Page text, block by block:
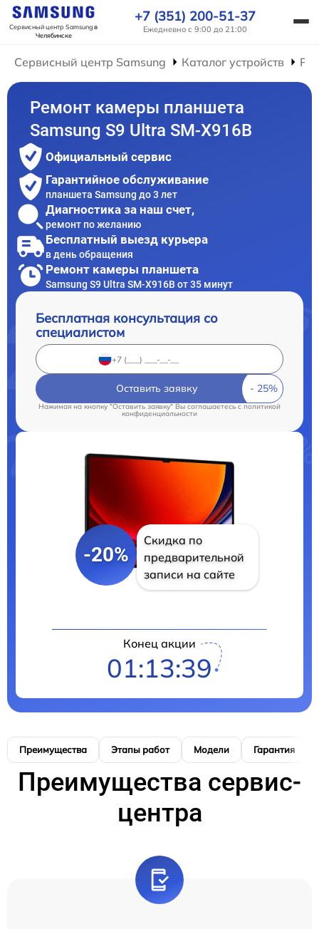
Сервисный центр Samsungв
Челябинске
+7 (351) 200-51-37
Ежедневно с 9:00 до 21:00
Сервисный центр Samsung Каталог устройств
Ремонт камеры планшета
Samsung S9 Ultra SM-X916B
Официальный сервис
Гарантийное обслуживание
планшета Samsung до 3 лет
Диагностика за наш счет,
ремонт по желанию
Бесплатный выезд курьера
в день обращения
Ремонт камеры планшета
Samsung S9 Ultra SM-X916B от 35 минут
Бесплатная консультация со
специалистом
Оставить заявку
Нажимая на кнопку "Оставить заявку" Вы соглашаетесь c политикой
конфиденциальности
-20%
Скидка по
предварительной
записи на сайте
Конец акции
01:13:38
Преимущества Этапы работ Модели Гарантия
Преимущества сервис-
центра